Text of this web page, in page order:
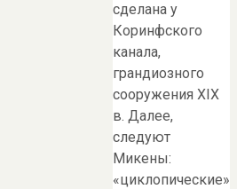
сделана у
Коринфского
канала,
грандиозного
сооружения XIX
в. Далее,
следуют
Микены:
«циклопические»